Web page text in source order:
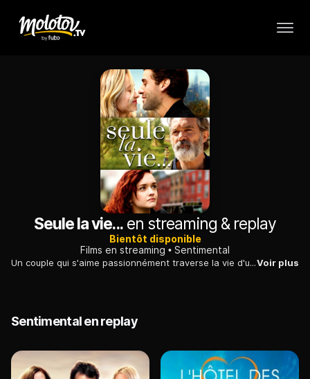
Seule la vie...en streaming & replay
Bientôt disponible
Films en streaming
Sentimental
Un couple qui s'aime passionnément traverse la vie d'un grand-père, d'une jeune femme en rébellion, d'un riche propriétaire terrien et son intendant.Voir plus
Sentimental en replay